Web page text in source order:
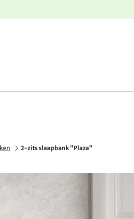
2-zits slaapbank "Plaza"